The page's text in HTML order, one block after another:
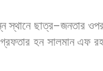
স্থানে ছাত্র–জনতার
হন সালমান এফ